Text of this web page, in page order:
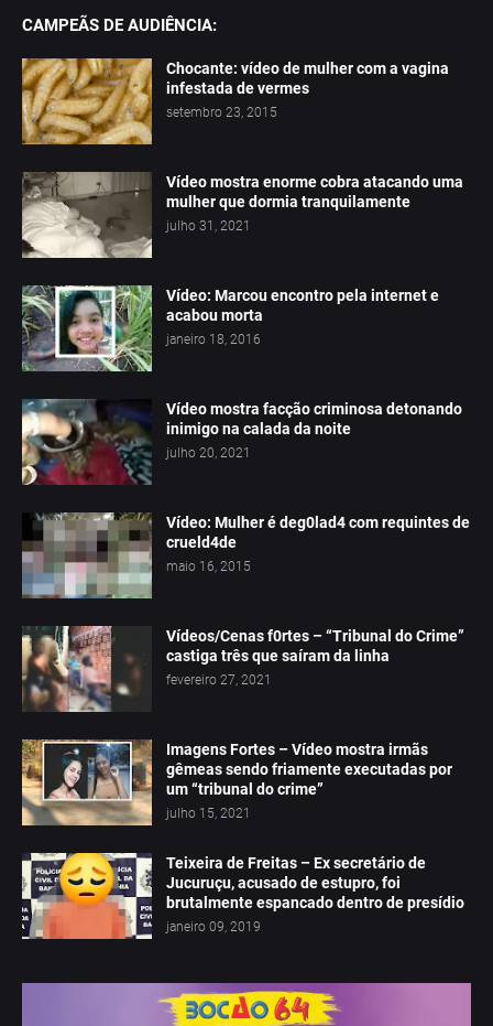
CAMPEÃS DE AUDIÊNCIA:
Chocante: vídeo de mulher com a vagina
infestada de vermes
setembro 23, 2015
Vídeo mostra enorme cobra atacando uma
mulher que dormia tranquilamente
julho 31, 2021
Vídeo: Marcou encontro pela internet e
acabou morta
janeiro 18, 2016
Vídeo mostra facção criminosa detonando
inimigo na calada da noite
julho 20, 2021
Vídeo: Mulher é deg0lad4 com requintes de
crueld4de
maio 16, 2015
Vídeos/Cenas f0rtes – “Tribunal do Crime”
castiga três que saíram da linha
fevereiro 27, 2021
Imagens Fortes – Vídeo mostra irmãs
gêmeas sendo friamente executadas por
um “tribunal do crime”
julho 15, 2021
Teixeira de Freitas – Ex secretário de
Jucuruçu, acusado de estupro, foi
brutalmente espancado dentro de presídio
janeiro 09, 2019